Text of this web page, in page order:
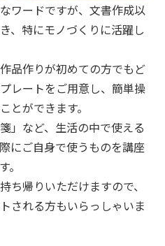
ワードですが、文書作成以
、特にモノづくりに活躍し
品作りが初めての方でもど
レートをご用意し、簡単操
とができます。
」など、生活の中で使える
にご自身で使うものを講座
ち帰りいただけますので、
される方もいらっしゃいま